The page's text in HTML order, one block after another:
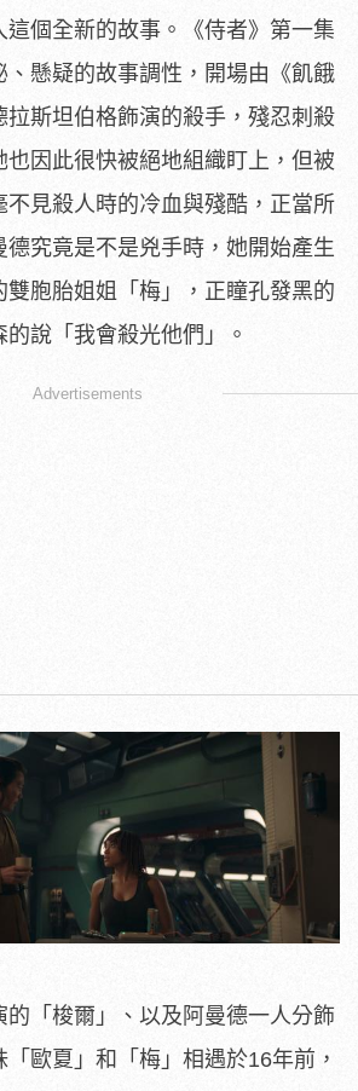
這個全新的故事。《侍者》第一集
、懸疑的故事調性，開場由《飢餓
拉斯坦伯格飾演的殺手，殘忍刺殺
也因此很快被絕地組織盯上，但被
不見殺人時的冷血與殘酷，正當所
德究竟是不是兇手時，她開始產生
雙胞胎姐姐「梅」，正瞳孔發黑的
說「我會殺光他們」。
Advertisements
的「梭爾」、以及阿曼德一人分飾
歐夏」和「梅」相遇於16年前，